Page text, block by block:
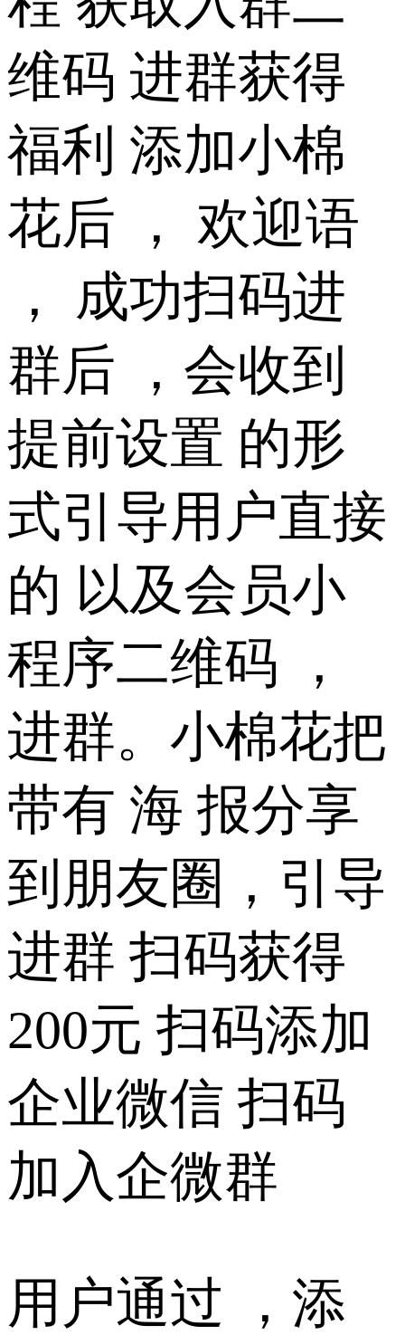
维码 进群获得
福利 添加小棉
花后 ， 欢迎语
， 成功扫码进
群后 ，会收到
提前设置 的形
式引导用户直接
的 以及会员小
程序二维码 ，
进群。小棉花把
带有 海 报分享
到朋友圈，引导
进群 扫码获得
200元 扫码添加
企业微信 扫码
加入企微群
用户通过 ，添